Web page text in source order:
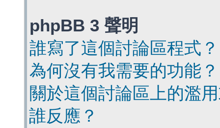
phpBB 3 聲明
誰寫了這個討論區程式？
為何沒有我需要的功能？
關於這個討論區上的濫
誰反應？